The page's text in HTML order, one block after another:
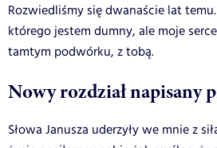
Rozwiedliśmy się dwanaście lat
którego jestem dumny, ale moje
tamtym podwórku, z tobą.
Nowy rozdział napisany
Słowa Janusza uderzyły we mnie z